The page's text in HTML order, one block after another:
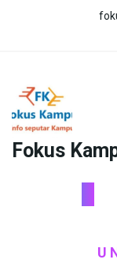
Fokus